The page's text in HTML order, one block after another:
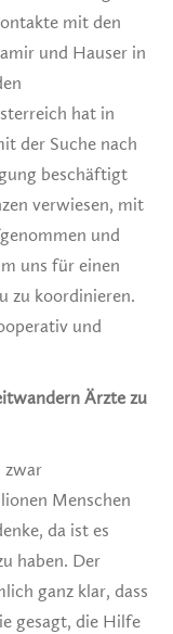
mit den
und Hauser in
hat in
der Suche nach
beschäftigt
verwiesen, mit
und
uns für einen
zu koordinieren.
und
Ärzte zu
zwar
Menschen
da ist es
haben. Der
ganz klar, dass
gesagt, die Hilfe